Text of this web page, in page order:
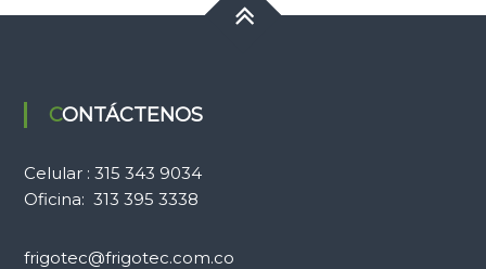
CONTÁCTENOS
Celular : 315 343 9034
Oficina: 313 395 3338
frigotec@frigotec.com.co